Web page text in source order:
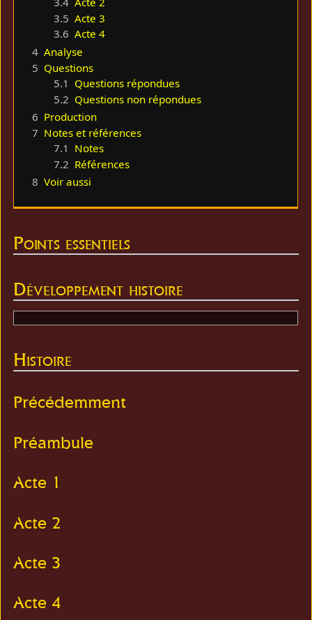
3.5 Acte 3
3.6 Acte 4
4 Analyse
5 Questions
5.1 Questions répondues
5.2 Questions non répondues
6 Production
7 Notes et références
7.1 Notes
7.2 Références
8 Voir aussi
Points essentiels
Développement histoire
Histoire
Précédemment
Préambule
Acte 1
Acte 2
Acte 3
Acte 4